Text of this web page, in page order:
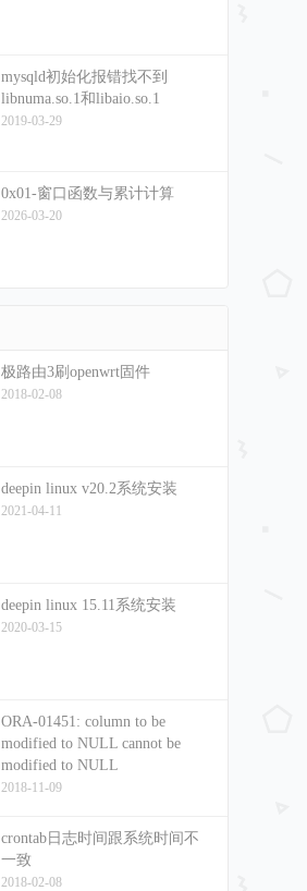
mysqld初始化报错找不到
libnuma.so.1和libaio.so.1
2019-03-29
0x01-窗口函数与累计计算
2026-03-20
极路由3刷openwrt固件
2018-02-08
deepin linux v20.2系统安装
2021-04-11
deepin linux 15.11系统安装
2020-03-15
ORA-01451: column to be
modified to NULL cannot be
modified to NULL
2018-11-09
crontab日志时间跟系统时间不
一致
2018-02-08